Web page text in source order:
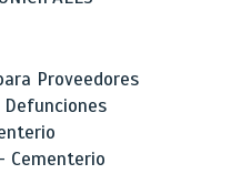
Proveedores
Cementerio